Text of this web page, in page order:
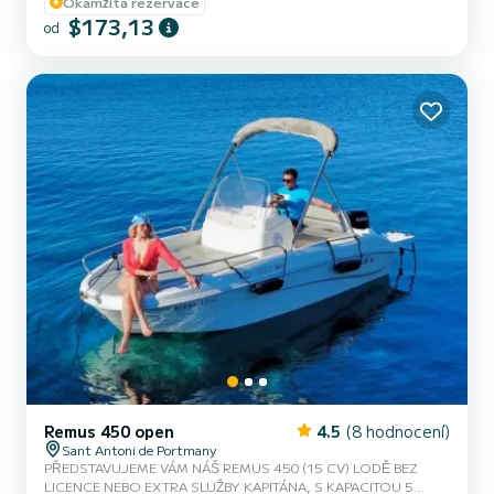
zážitkem, takže nebudete potřebovat žádné zkušenosti. 5.
Maximální bezpečnost, pojištění zahrnuto, kompletní
od $173,13
Remus 450 open 4.5 (8 hodnocení)
Sant Antoni de Portmany
PŘEDSTAVUJEME VÁM NÁŠ REMUS 450 (15 CV) LODĚ BEZ
LICENCE NEBO EXTRA SLUŽBY KAPITÁNA, S KAPACITOU 5